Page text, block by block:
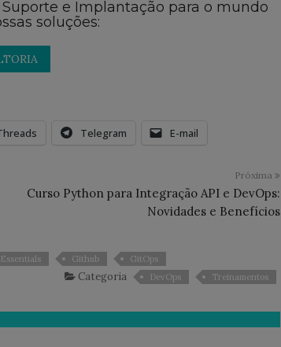
e Implantação para o mundo
soluções:
Telegram E-mail
Próxima
Curso Python para Integração API e DevOps:
Novidades e Benefícios
Github GitOps
Categoria DevOps Treinamentos